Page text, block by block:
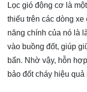
Lọc gió động cơ là
thiếu trên các dòng xe
năng chính của nó là
vào buồng đốt, giúp
bẩn. Nhờ vậy, hỗn
bảo đốt cháy hiệu quả